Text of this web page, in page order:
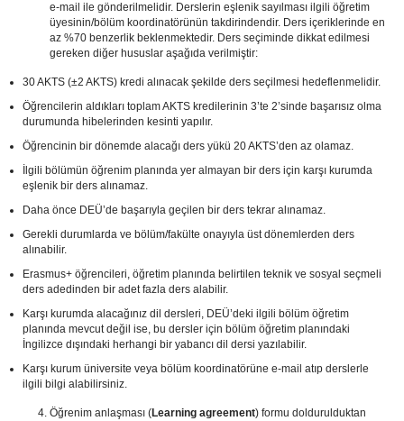
e-mail ile gönderilmelidir. Derslerin eşlenik sayılması ilgili öğretim
üyesinin/bölüm koordinatörünün takdirindendir. Ders içeriklerinde en
az %70 benzerlik beklenmektedir. Ders seçiminde dikkat edilmesi
gereken diğer hususlar aşağıda verilmiştir:
30 AKTS (±2 AKTS) kredi alınacak şekilde ders seçilmesi hedeflenmelidir.
Öğrencilerin aldıkları toplam AKTS kredilerinin 3’te 2’sinde başarısız olma
durumunda hibelerinden kesinti yapılır.
Öğrencinin bir dönemde alacağı ders yükü 20 AKTS’den az olamaz.
İlgili bölümün öğrenim planında yer almayan bir ders için karşı kurumda
eşlenik bir ders alınamaz.
Daha önce DEÜ’de başarıyla geçilen bir ders tekrar alınamaz.
Gerekli durumlarda ve bölüm/fakülte onayıyla üst dönemlerden ders
alınabilir.
Erasmus+ öğrencileri, öğretim planında belirtilen teknik ve sosyal seçmeli
ders adedinden bir adet fazla ders alabilir.
Karşı kurumda alacağınız dil dersleri, DEÜ’deki ilgili bölüm öğretim
planında mevcut değil ise, bu dersler için bölüm öğretim planındaki
İngilizce dışındaki herhangi bir yabancı dil dersi yazılabilir.
Karşı kurum üniversite veya bölüm koordinatörüne e-mail atıp derslerle
ilgili bilgi alabilirsiniz.
Öğrenim anlaşması (Learning agreement) formu doldurulduktan